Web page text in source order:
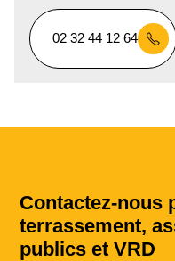
02 32 44 12 64
Contactez-nous
terrassement,
publics et VRD